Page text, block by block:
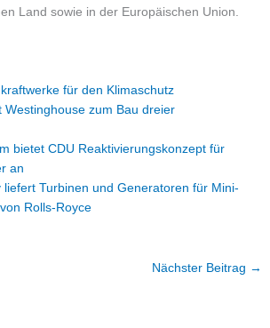
Land sowie in der Europäischen Union.
für den Klimaschutz
Westinghouse zum Bau dreier
bietet CDU Reaktivierungskonzept für
an
liefert Turbinen und Generatoren für Mini-
Rolls-Royce
Nächster Beitrag →